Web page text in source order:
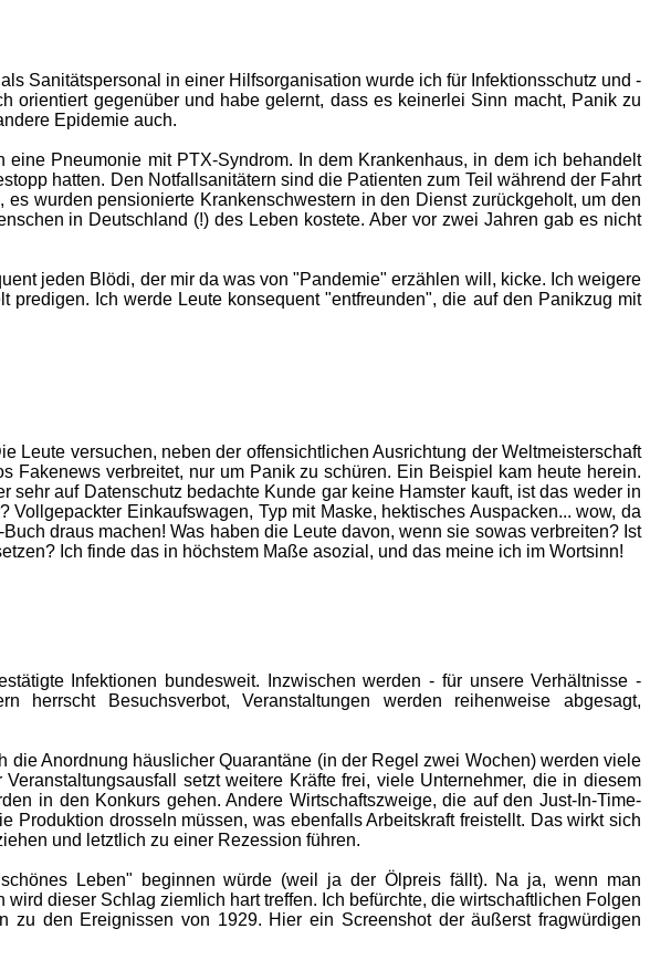
Sanitätspersonal in einer Hilfsorganisation wurde ich für Infektionsschutz und -
orientiert gegenüber und habe gelernt, dass es keinerlei Sinn macht, Panik zu
Epidemie auch.
Pneumonie mit PTX-Syndrom. In dem Krankenhaus, in dem ich behandelt
hatten. Den Notfallsanitätern sind die Patienten zum Teil während der Fahrt
wurden pensionierte Krankenschwestern in den Dienst zurückgeholt, um den
in Deutschland (!) des Leben kostete. Aber vor zwei Jahren gab es nicht
jeden Blödi, der mir da was von "Pandemie" erzählen will, kicke. Ich weigere
Ich werde Leute konsequent "entfreunden", die auf den Panikzug mit
Leute versuchen, neben der offensichtlichen Ausrichtung der Weltmeisterschaft
Fakenews verbreitet, nur um Panik zu schüren. Ein Beispiel kam heute herein.
auf Datenschutz bedachte Kunde gar keine Hamster kauft, ist das weder in
Einkaufswagen, Typ mit Maske, hektisches Auspacken... wow, da
draus machen! Was haben die Leute davon, wenn sie sowas verbreiten? Ist
Ich finde das in höchstem Maße asozial, und das meine ich im Wortsinn!
Infektionen bundesweit. Inzwischen werden - für unsere Verhältnisse -
Besuchsverbot, Veranstaltungen werden reihenweise abgesagt,
Anordnung häuslicher Quarantäne (in der Regel zwei Wochen) werden viele
setzt weitere Kräfte frei, viele Unternehmer, die in diesem
in den Konkurs gehen. Andere Wirtschaftszweige, die auf den Just-In-Time-
drosseln müssen, was ebenfalls Arbeitskraft freistellt. Das wirkt sich
und letztlich zu einer Rezession führen.
Leben" beginnen würde (weil ja der Ölpreis fällt). Na ja, wenn man
dieser Schlag ziemlich hart treffen. Ich befürchte, die wirtschaftlichen Folgen
den Ereignissen von 1929. Hier ein Screenshot der äußerst fragwürdigen